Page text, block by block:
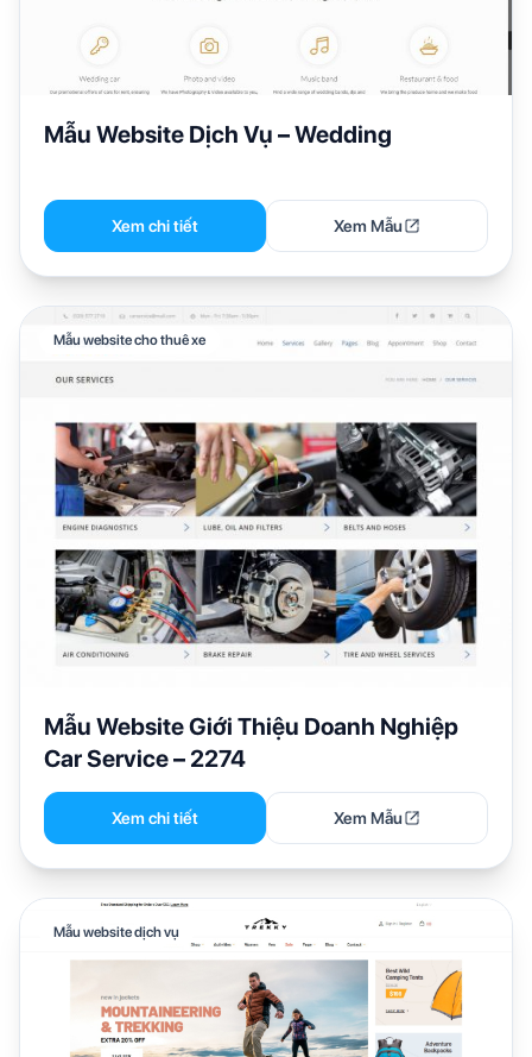
Mẫu Website Dịch Vụ – Wedding
Xem chi tiết Xem Mẫu
Mẫu website cho thuê xe
Mẫu Website Giới Thiệu Doanh Nghiệp
Car Service – 2274
Xem chi tiết Xem Mẫu
Mẫu website dịch vụ